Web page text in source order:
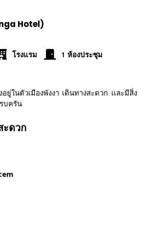
Hotel)
โรงแรม
1 ห้องประชุม
ยู่ในตัวเมืองพังงา เดินทางสะดวก เเละมีสิ่ง
บครัน
ะดวก